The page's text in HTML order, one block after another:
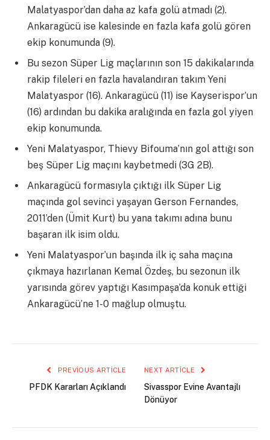
Malatyaspor’dan daha az kafa golü atmadı (2).
Ankaragücü ise kalesinde en fazla kafa golü gören
ekip konumunda (9).
Bu sezon Süper Lig maçlarının son 15 dakikalarında
rakip fileleri en fazla havalandıran takım Yeni
Malatyaspor (16). Ankaragücü (11) ise Kayserispor’un
(16) ardından bu dakika aralığında en fazla gol yiyen
ekip konumunda.
Yeni Malatyaspor, Thievy Bifouma’nın gol attığı son
beş Süper Lig maçını kaybetmedi (3G 2B).
Ankaragücü formasıyla çıktığı ilk Süper Lig
maçında gol sevinci yaşayan Gerson Fernandes,
2011’den (Ümit Kurt) bu yana takımı adına bunu
başaran ilk isim oldu.
Yeni Malatyaspor’un başında ilk iç saha maçına
çıkmaya hazırlanan Kemal Özdeş, bu sezonun ilk
yarısında görev yaptığı Kasımpaşa’da konuk ettiği
Ankaragücü’ne 1-0 mağlup olmuştu.
PREVIOUS ARTICLE
PFDK Kararları Açıklandı
NEXT ARTICLE
Sivasspor Evine Avantajlı
Dönüyor